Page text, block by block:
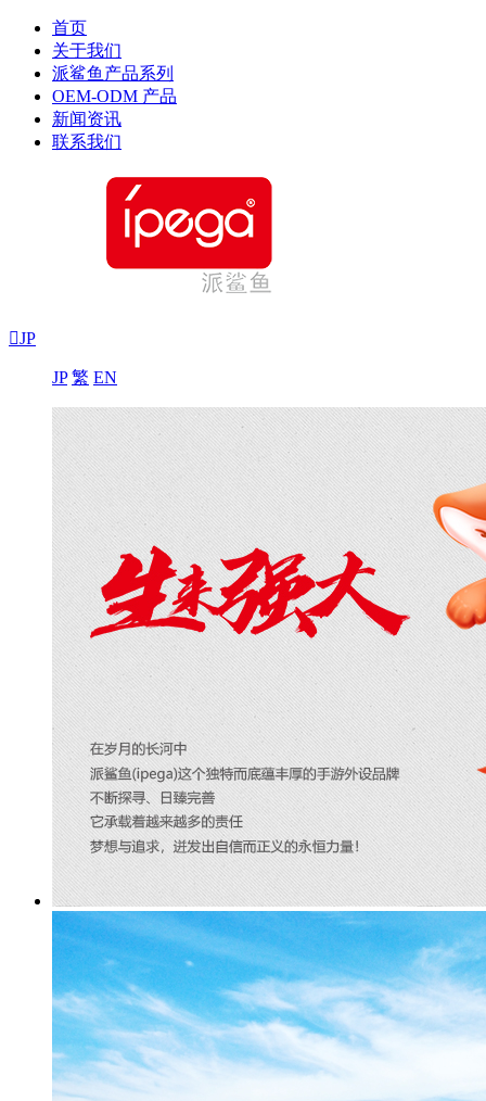
首页
关于我们
派鲨鱼产品系列
OEM-ODM 产品
新闻资讯
联系我们
JP
JP 繁 EN